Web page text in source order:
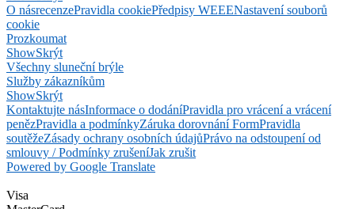
O násrecenzePravidla cookiePředpisy WEEENastavení souborů
cookie
Prozkoumat
ShowSkrýt
Všechny sluneční brýle
Služby zákazníkům
ShowSkrýt
Kontaktujte násInformace o dodáníPravidla pro vrácení a vrácení
penězPravidla a podmínkyZáruka dorovnání FormPravidla
soutěžeZásady ochrany osobních údajůPrávo na odstoupení od
smlouvy / Podmínky zrušeníJak zrušit
Powered by Google Translate
Visa